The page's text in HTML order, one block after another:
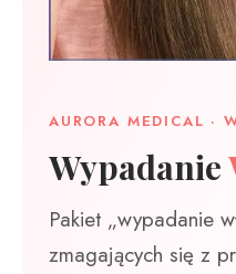
AURORA MEDICAL ·
Wypadanie
Pakiet „wypadanie
zmagających się z